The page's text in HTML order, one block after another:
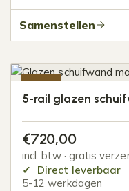
Samenstellen
5-rail glazen
€720,00
incl. btw · gratis
Direct leverbaar
5-12 werkdagen